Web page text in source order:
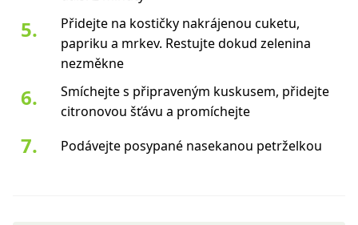
Přidejte na kostičky nakrájenou cuketu,
papriku a mrkev. Restujte dokud zelenina
nezměkne
Smíchejte s připraveným kuskusem, přidejte
citronovou šťávu a promíchejte
Podávejte posypané nasekanou petrželkou